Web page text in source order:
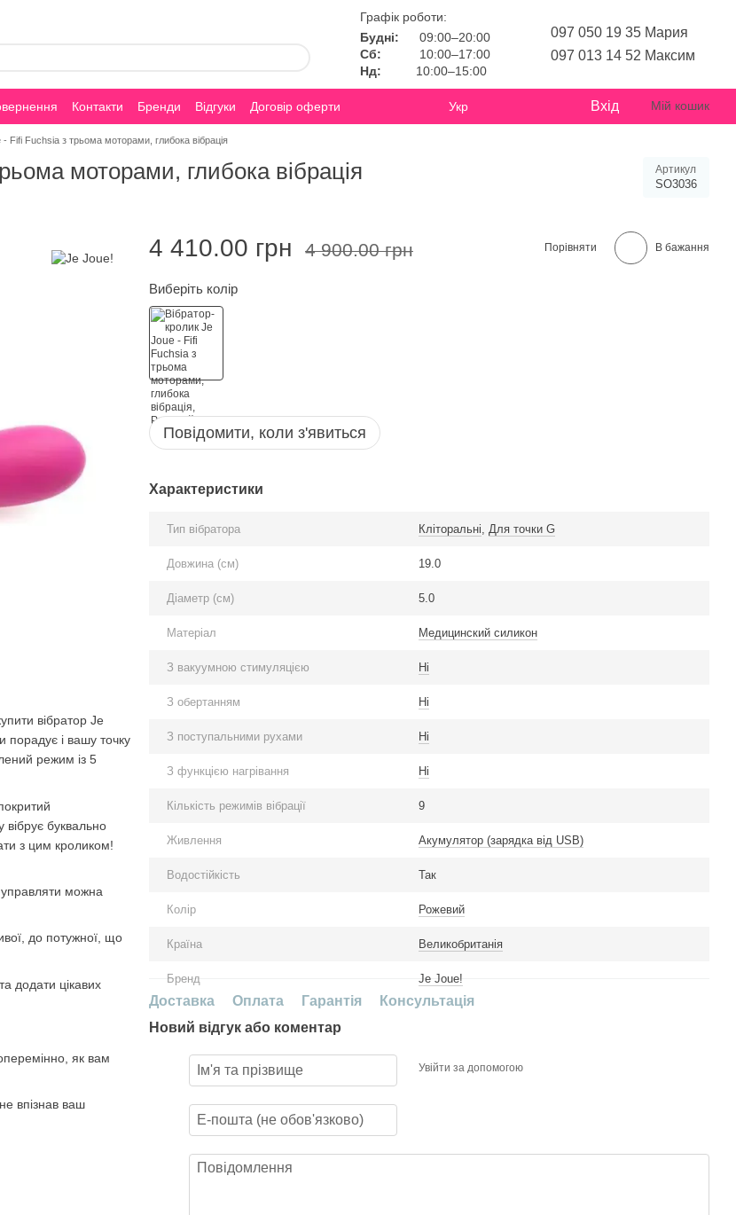
Графік роботи:
Будні:
09:00–20:00
Сб:
10:00–17:00
Нд:
10:00–15:00
097 050 19 35 Мария
097 013 14 52 Максим
Контакти Бренди Відгуки
Договір оферти
Укр Вхід Мій кошик
- Fifi Fuchsia з трьома моторами, глибока вібрація
моторами, глибока вібрація Артикул
SO3036
вібратор Je
і вашу точку
режим із 5
буквально
з цим кроликом!
можна
до потужної, що
додати цікавих
як вам
впізнав ваш
4 410.00 грн 4 900.00 грн Порівняти В бажання
Виберіть колір
Повідомити, коли з'явиться
Характеристики
Тип вібратора Кліторальні, Для точки G
Довжина (см) 19.0
Діаметр (см) 5.0
Матеріал Медицинский силикон
З вакуумною стимуляцією Ні
З обертанням Ні
З поступальними рухами Ні
З функцією нагрівання Ні
Кількість режимів вібрації 9
Живлення Акумулятор (зарядка від USB)
Водостійкість Так
Колір Рожевий
Країна Великобританія
Бренд Je Joue!
Доставка Оплата Гарантія
Консультація
Новий відгук або коментар
Увійти за допомогою